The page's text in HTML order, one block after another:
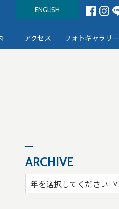
ENGLISH
アクセス フォトギャラリー
ARCHIVE